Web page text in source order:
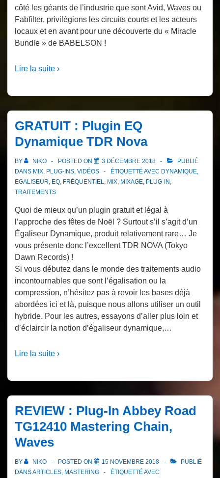
côté les géants de l’industrie que sont Avid, Waves ou
Fabfilter, privilégions les circuits courts et les acteurs
locaux et en avant pour une découverte du « Miracle
Bundle » de BABELSON !
Lire la suite ›
GRATUIT : Plugin EQ
Dynamique TDR Nova
BY NIKO POSTED ON 3 DÉCEMBRE 2018
PUBLIÉ
DANS MIX PLUG-INS VIDÉOS ÉTIQUETTÉ AVEC DYNAMIQUE
EGALISEUR EQ FRÉQUENTIEL MIX MIXAGE PLUG-IN
TRAITEMENTS
Quoi de mieux qu’un plugin gratuit et légal à
l’approche des fêtes de Noël ? Surtout s’il s’agit d’un
Égaliseur Dynamique, produit relativement rare… Je
vous présente donc l’excellent TDR NOVA (Tokyo
Dawn Records) !
Si vous débutez dans le monde des traitements audio
incontournables que sont l’égalisation ou la
compression, n’hésitez pas à revoir les bases déjà
abordées ici et là, puisque nous allons utiliser un outil
hybride. Pour les autres, essayons d’aller plus loin et
d’éclaircir la notion d’égaliseur dynamique,…
Lire la suite ›
REVIEW : Plug-In Abbey Road
TG12410 Mastering Chain,
Waves
BY NIKO POSTED ON 15 NOVEMBRE 2018
PUBLIÉ
DANSARTICLES MASTERING
ÉTIQUETTÉ AVEC